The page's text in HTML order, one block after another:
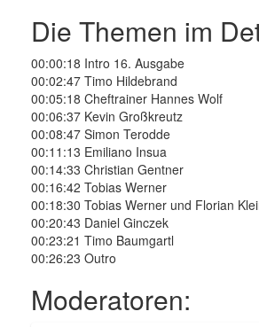
Die Themen im
00:00:18 Intro 16. Ausgabe
00:02:47 Timo Hildebrand
00:05:18 Cheftrainer Hannes Wolf
00:06:37 Kevin Großkreutz
00:08:47 Simon Terodde
00:11:13 Emiliano Insua
00:14:33 Christian Gentner
00:16:42 Tobias Werner
00:18:30 Tobias Werner und Florian
00:20:43 Daniel Ginczek
00:23:21 Timo Baumgartl
00:26:23 Outro
Moderatoren: